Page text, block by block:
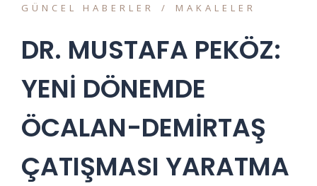
GÜNCEL HABERLER MAKALELER
DR. MUSTAFA PEKÖZ:
YENİ DÖNEMDE
ÖCALAN-DEMİRTAŞ
ÇATIŞMASI YARATMA